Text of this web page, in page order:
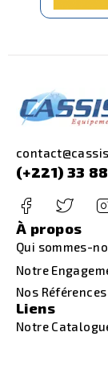
(+221) 33
À propos
Qui sommes-
Notre
Nos Références
Liens
Notre